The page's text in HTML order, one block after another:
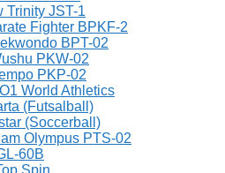
Trinity JST-1
Fighter BPKF-2
BPT-02
PKW-02
PKP-02
World Athletics
(Futsalball)
(Soccerball)
Olympus PTS-02
60B
Spin